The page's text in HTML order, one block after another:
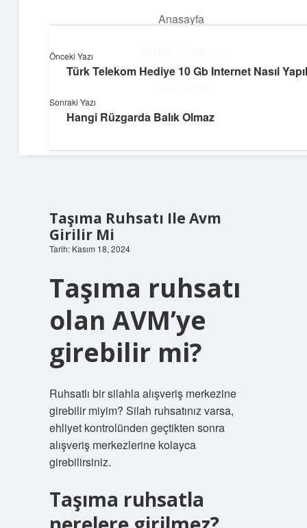
Anasayfa
Hakkımızda
Neşeli Bilgi Durağı
Hızlı hikayelerle gününü şenlendir!
Taşıma Ruhsatı Ile Avm
Girilir Mi
Tarih: Kasım 18, 2024
Taşıma ruhsatı
olan AVM’ye
girebilir mi?
Ruhsatlı bir silahla alışveriş merkezine
girebilir miyim? Silah ruhsatınız varsa,
ehliyet kontrolünden geçtikten sonra
alışveriş merkezlerine kolayca
girebilirsiniz.
Taşıma ruhsatla
Önceki Yazı
Türk Telekom Hediye 10 Gb Internet Nasıl
Sonraki Yazı
Hangi Rüzgarda Balık Olmaz